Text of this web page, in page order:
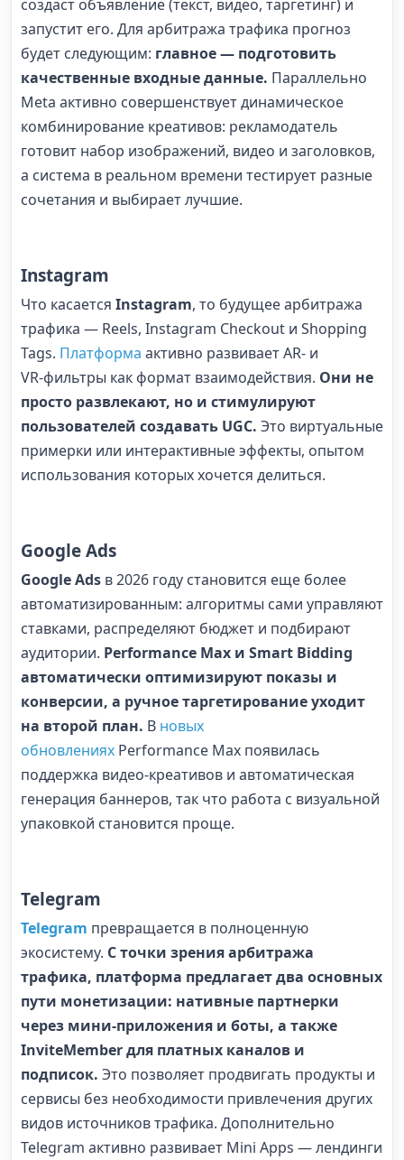
создаст объявление (текст, видео, таргетинг) и
запустит его. Для арбитража трафика прогноз
будет следующим: главное — подготовить
качественные входные данные. Параллельно
Meta активно совершенствует динамическое
комбинирование креативов: рекламодатель
готовит набор изображений, видео и заголовков,
а система в реальном времени тестирует разные
сочетания и выбирает лучшие.
Instagram
Что касается Instagram, то будущее арбитража
трафика — Reels, Instagram Checkout и Shopping
Tags. Платформа активно развивает AR‑ и
VR‑фильтры как формат взаимодействия. Они не
просто развлекают, но и стимулируют
пользователей создавать UGC. Это виртуальные
примерки или интерактивные эффекты, опытом
использования которых хочется делиться.
Google Ads
Google Ads в 2026 году становится еще более
автоматизированным: алгоритмы сами управляют
ставками, распределяют бюджет и подбирают
аудитории. Performance Max и Smart Bidding
автоматически оптимизируют показы и
конверсии, а ручное таргетирование уходит
на второй план. В новых
обновлениях Performance Max появилась
поддержка видео-креативов и автоматическая
генерация баннеров, так что работа с визуальной
упаковкой становится проще.
Telegram
Telegram превращается в полноценную
экосистему. С точки зрения арбитража
трафика, платформа предлагает два основных
пути монетизации: нативные партнерки
через мини‑приложения и боты, а также
InviteMember для платных каналов и
подписок. Это позволяет продвигать продукты и
сервисы без необходимости привлечения других
видов источников трафика. Дополнительно
Telegram активно развивает Mini Apps — лендинги